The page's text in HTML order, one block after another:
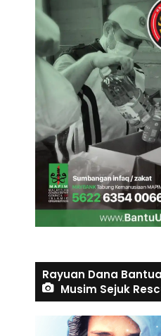
Rayuan Dana
Musim Sejuk